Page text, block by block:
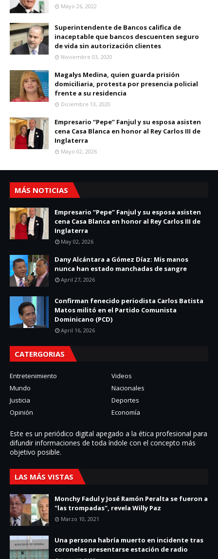
Mayo 26, 2022
Superintendente de Bancos califica de
inaceptable que bancos descuenten seguro
de vida sin autorización clientes
Noviembre 03, 2020
Magalys Medina, quien guarda prisión
domiciliaria, protesta por presencia policial
frente a su residencia
Diciembre 13, 2020
Empresario “Pepe” Fanjul y su esposa asisten
cena Casa Blanca en honor al Rey Carlos III de
Inglaterra
Mayo 02, 2026
MÁS NOTICIAS
Empresario “Pepe” Fanjul y su esposa asisten
cena Casa Blanca en honor al Rey Carlos III de
Inglaterra
May 02, 2026
Dany Alcántara a Gómez Díaz: Mis manos
nunca han estado manchadas de sangre
April 27, 2026
Confirman fenecido periodista Carlos Batista
Matos militó en el Partido Comunista
Dominicano (PCD)
April 16, 2026
CATERGORIAS
Entretenimiento
Videos
Mundo
Nacionales
Justicia
Deportes
Opinión
Economía
Este es un periódico digital apegado a la ética profesional para
difundir informaciones de toda í­ndole con el concepto más
objetivo posible.
LAS MÁS VISTAS
Monchy Fadul y José Ramón Peralta se fueron a
"las trompadas", revela Willy Paz
Marzo 10, 2021
Una persona habría muerto en incidente tras
coroneles presentarse estación de radio